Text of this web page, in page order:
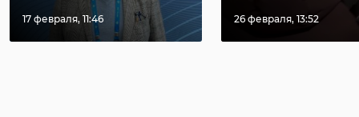
17 февраля, 11:46 26 февраля, 13:52